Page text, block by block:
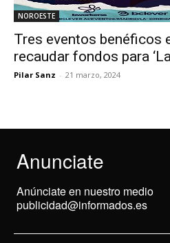
NOROESTE
Tres eventos benéficos
recaudar fondos para
Pilar Sanz - 21 marzo, 2024
Anunciate
Anúnciate en nuestro medio
publicidad@informados.es